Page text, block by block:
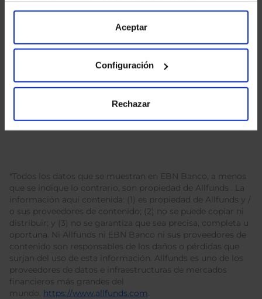
“Configuración”. Consulta nuestraPolítica
para más información.
Aceptar
Configuración
Rechazar
He leídola política de privacidady consiento el
tratamiento de mis datos personales.
*Todos los datos que se muestran en EBN Banco, a menos
que se indique lo contrario, son propiedad de Allfunds . La
información aquí contenida: (1) es propiedad de Allfunds y /
o sus proveedores de contenido; (2) no se puede copiar ni
distribuir; y (3) no se garantiza que sea precisa, completa u
oportuna. Ni Allfunds ni EBN Banco ni sus proveedores de
contenido son responsables de los daños o pérdidas que
surjan del uso de esta información. Allfunds es uno de los
proveedores de datos e infraestructuras de mercados
financieros más grandes del
mundo. https://www.allfunds.com.